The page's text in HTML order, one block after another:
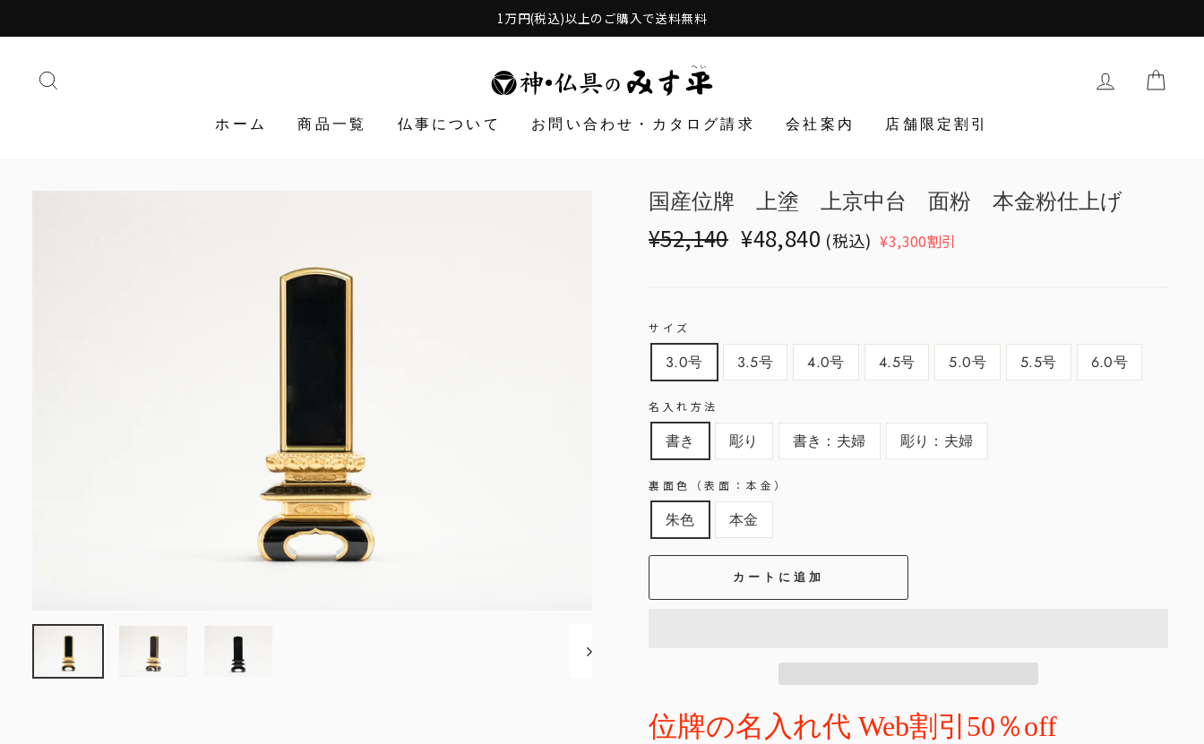
missing:
1万円(税込)以上のご購入で送料無料
購入履歴・
ホーム 商品一覧 仏事について お問い合わせ・カタログ請求 会社案内 店舗限定割引
国産位牌 上塗 上京中台 面粉 本金粉仕上げ
Translation
missing:
¥52,140
Translation
missing:
¥48,840 (税込) ¥3,300割引
サイズ
3.0号 3.5号 4.0号 4.5号 5.0号 5.5号 6.0号
名入れ方法
書き 彫り 書き：夫婦 彫り：夫婦
裏面色（表面：本金）
朱色 本金
カートに追加
位牌の名入れ代 Web割引50％off